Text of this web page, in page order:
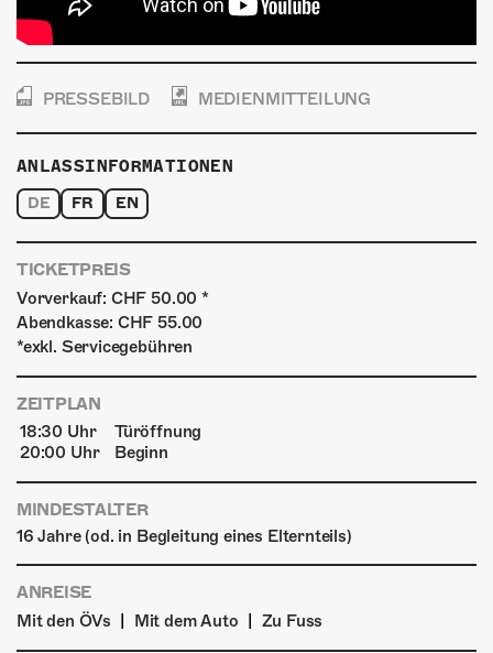
PRESSEBILD MEDIENMITTEILUNG
ANLASSINFORMATIONEN
DE FR EN
TICKETPREIS
Vorverkauf: CHF 50.00 *
Abendkasse: CHF 55.00
*exkl. Servicegebühren
ZEITPLAN
18:30 Uhr
Türöffnung
20:00 Uhr
Beginn
MINDESTALTER
16 Jahre (od. in Begleitung eines Elternteils)
ANREISE
Mit den ÖVs
Mit dem Auto Zu Fuss